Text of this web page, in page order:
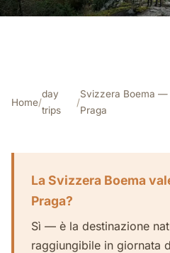
Home/
day
trips
/
Svizzera Boema —
Praga
La Svizzera Boema
Praga?
Sì — è la destinazione
raggiungibile in giornata